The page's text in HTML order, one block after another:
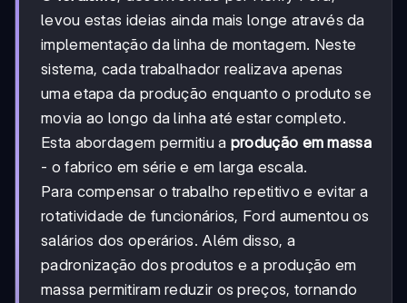
levou estas ideias ainda mais longe através da
implementação da linha de montagem. Neste
sistema, cada trabalhador realizava apenas
uma etapa da produção enquanto o produto se
movia ao longo da linha até estar completo.
Esta abordagem permitiu a produção em massa
- o fabrico em série e em larga escala.
Para compensar o trabalho repetitivo e evitar a
rotatividade de funcionários, Ford aumentou os
salários dos operários. Além disso, a
padronização dos produtos e a produção em
massa permitiram reduzir os preços, tornando